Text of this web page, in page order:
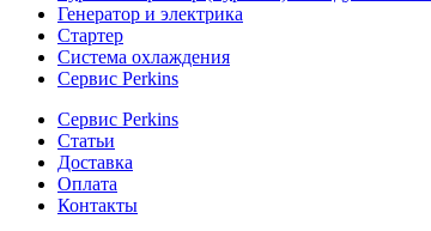
Генератор и электрика
Стартер
Система охлаждения
Сервис Perkins
Сервис Perkins
Статьи
Доставка
Оплата
Контакты